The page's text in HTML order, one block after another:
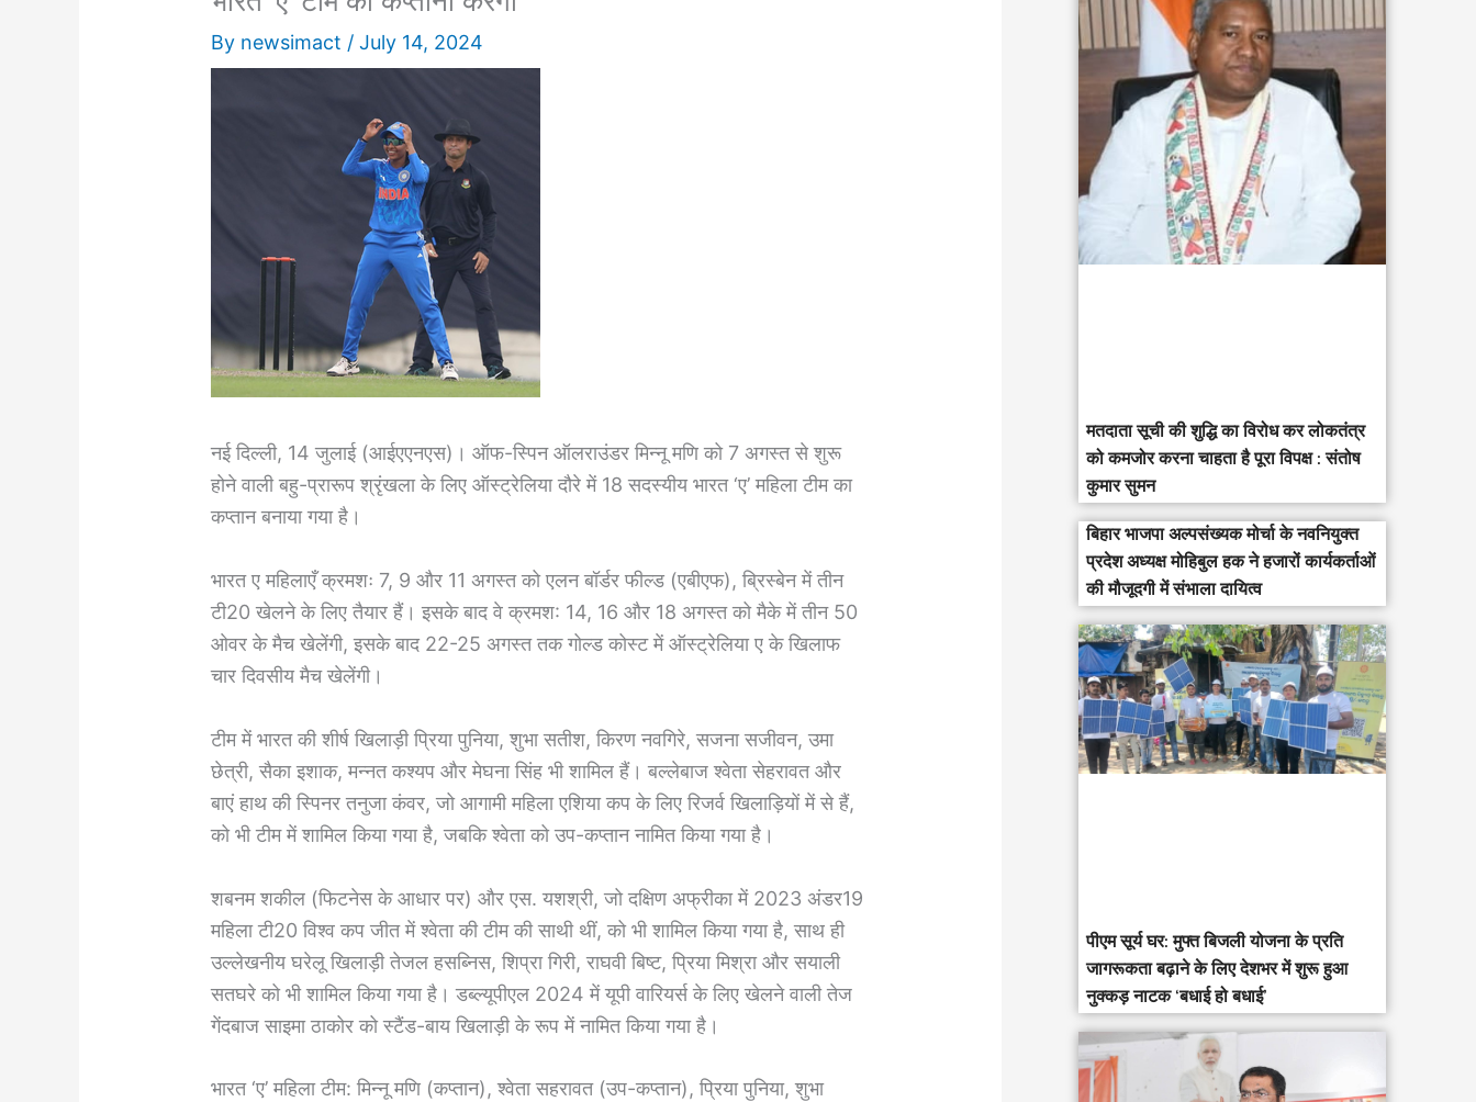
By newsimact /July 14, 2024
नई दिल्ली, 14 जुलाई (आईएएनएस)। ऑफ-स्पिन ऑलराउंडर मिन्नू मणि को 7 अगस्त से शुरू
होने वाली बहु-प्रारूप श्रृंखला के लिए ऑस्ट्रेलिया दौरे में 18 सदस्यीय भारत ‘ए’ महिला टीम का
कप्तान बनाया गया है।
भारत ए महिलाएँ क्रमशः 7, 9 और 11 अगस्त को एलन बॉर्डर फील्ड (एबीएफ), ब्रिस्बेन में तीन
टी20 खेलने के लिए तैयार हैं। इसके बाद वे क्रमश: 14, 16 और 18 अगस्त को मैके में तीन 50
ओवर के मैच खेलेंगी, इसके बाद 22-25 अगस्त तक गोल्ड कोस्ट में ऑस्ट्रेलिया ए के खिलाफ
चार दिवसीय मैच खेलेंगी।
टीम में भारत की शीर्ष खिलाड़ी प्रिया पुनिया, शुभा सतीश, किरण नवगिरे, सजना सजीवन, उमा
छेत्री, सैका इशाक, मन्नत कश्यप और मेघना सिंह भी शामिल हैं। बल्लेबाज श्वेता सेहरावत और
बाएं हाथ की स्पिनर तनुजा कंवर, जो आगामी महिला एशिया कप के लिए रिजर्व खिलाड़ियों में से हैं,
को भी टीम में शामिल किया गया है, जबकि श्वेता को उप-कप्तान नामित किया गया है।
शबनम शकील (फिटनेस के आधार पर) और एस. यशश्री, जो दक्षिण अफ्रीका में 2023 अंडर19
महिला टी20 विश्व कप जीत में श्वेता की टीम की साथी थीं, को भी शामिल किया गया है, साथ ही
उल्लेखनीय घरेलू खिलाड़ी तेजल हसब्निस, शिप्रा गिरी, राघवी बिष्ट, प्रिया मिश्रा और सयाली
सतघरे को भी शामिल किया गया है। डब्ल्यूपीएल 2024 में यूपी वारियर्स के लिए खेलने वाली तेज
गेंदबाज साइमा ठाकोर को स्टैंड-बाय खिलाड़ी के रूप में नामित किया गया है।
भारत ‘ए’ महिला टीम: मिन्नू मणि (कप्तान), श्वेता सहरावत (उप-कप्तान), प्रिया पुनिया, शुभा
मतदाता सूची की शुद्धि का विरोध कर लोकतंत्र
को कमजोर करना चाहता है पूरा विपक्ष : संतोष
कुमार सुमन
बिहार भाजपा अल्पसंख्यक मोर्चा के नवनियुक्त
प्रदेश अध्यक्ष मोहिबुल हक ने हजारों कार्यकर्ताओं
की मौजूदगी में संभाला दायित्व
पीएम सूर्य घर: मुफ्त बिजली योजना के प्रति
जागरूकता बढ़ाने के लिए देशभर में शुरू हुआ
नुक्कड़ नाटक ‘बधाई हो बधाई’